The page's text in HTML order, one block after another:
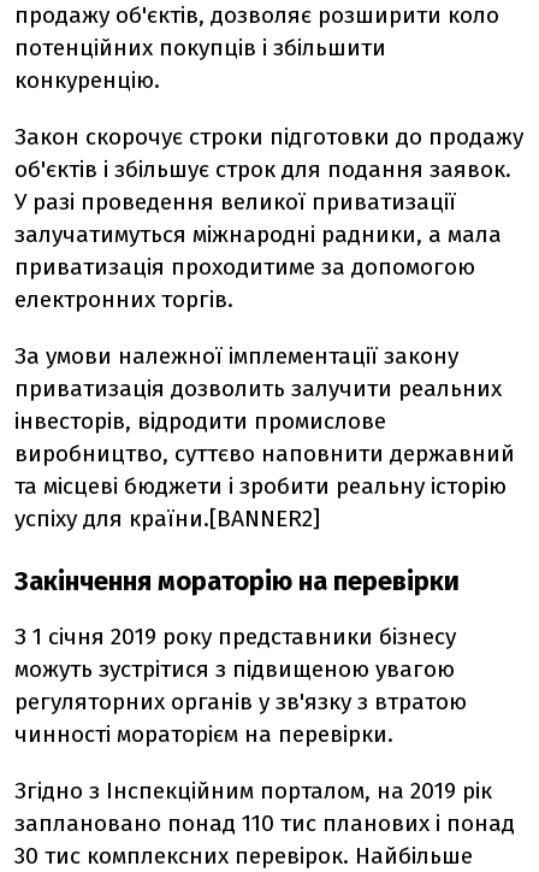
продажу об'єктів, дозволяє розширити коло
потенційних покупців і збільшити
конкуренцію.
Закон скорочує строки підготовки до продажу
об'єктів і збільшує строк для подання заявок.
У разі проведення великої приватизації
залучатимуться міжнародні радники, а мала
приватизація проходитиме за допомогою
електронних торгів.
За умови належної імплементації закону
приватизація дозволить залучити реальних
інвесторів, відродити промислове
виробництво, суттєво наповнити державний
та місцеві бюджети і зробити реальну історію
успіху для країни.[BANNER2]
Закінчення мораторію на перевірки
З 1 січня 2019 року представники бізнесу
можуть зустрітися з підвищеною увагою
регуляторних органів у зв'язку з втратою
чинності мораторієм на перевірки.
Згідно з Інспекційним порталом, на 2019 рік
заплановано понад 110 тис планових і понад
30 тис комплексних перевірок. Найбільше